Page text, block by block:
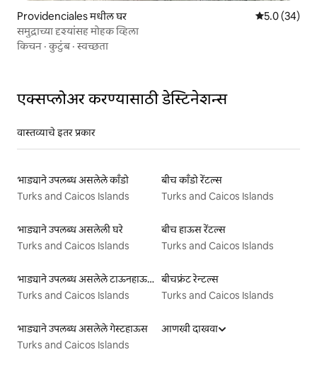
Providenciales मधील घर 5 पैकी 5.0
5.0 (34)
समुद्राच्या दृश्यांसह मोहक व्हिला
किचन ·कुटुंब·स्वच्छता
एक्सप्लोअर करण्यासाठी डेस्टिनेशन्स
वास्तव्याचे इतर प्रकार
भाड्याने उपलब्ध असलेले काँडो
Turks and Caicos Islands
बीच काँडो रेंटल्स
Turks and Caicos Islands
भाड्याने उपलब्ध असलेली घरे
Turks and Caicos Islands
बीच हाऊस रेंटल्स
Turks and Caicos Islands
भाड्याने उपलब्ध असलेले टाऊनहाऊस
Turks and Caicos Islands
बीचफ्रंट रेन्टल्स
Turks and Caicos Islands
भाड्याने उपलब्ध असलेले गेस्टहाऊस
Turks and Caicos Islands
आणखी दाखवा